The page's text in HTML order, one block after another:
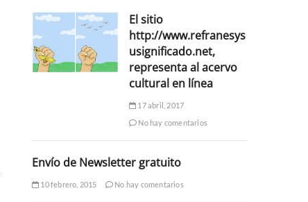
El sitio
http://www.refranesys
usignificado.net,
representa al acervo
cultural en línea
17 abril, 2017
No hay comentarios
Envío de Newsletter gratuito
10 febrero, 2015 No hay comentarios